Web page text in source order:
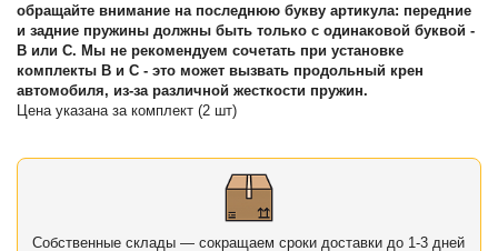
обращайте внимание на последнюю букву артикула: передние
и задние пружины должны быть только с одинаковой буквой -
B или C. Мы не рекомендуем сочетать при установке
комплекты B и С - это может вызвать продольный крен
автомобиля, из-за различной жесткости пружин.
Цена указана за комплект (2 шт)
Собственные склады — сокращаем сроки доставки до 1-3 дней